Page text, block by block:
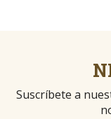
Suscríbete a